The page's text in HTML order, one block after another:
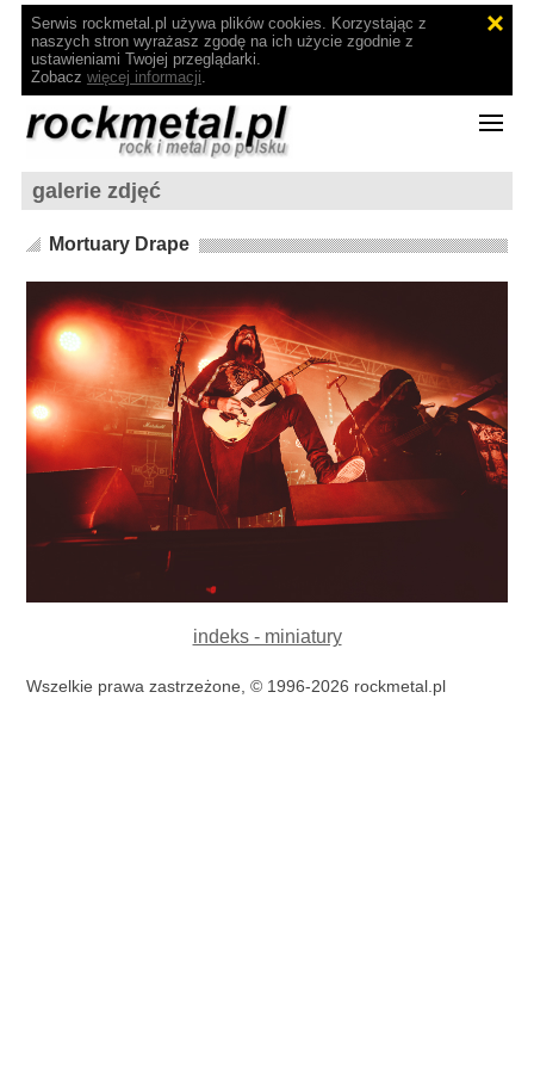
Serwis rockmetal.pl używa plików cookies. Korzystając z
naszych stron wyrażasz zgodę na ich użycie zgodnie z
ustawieniami Twojej przeglądarki.
Zobacz więcej informacji.
galerie zdjęć
Mortuary Drape
indeks - miniatury
Wszelkie prawa zastrzeżone, © 1996-2026 rockmetal.pl